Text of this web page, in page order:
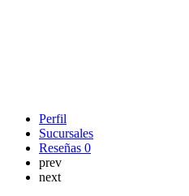
Perfil
Sucursales
Reseñas 0
prev
next